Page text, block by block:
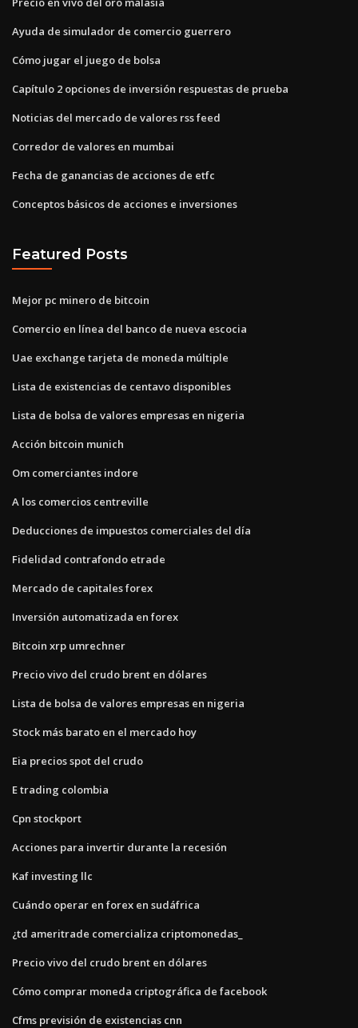
Ayuda de simulador de comercio guerrero
Cómo jugar el juego de bolsa
Capítulo 2 opciones de inversión respuestas de prueba
Noticias del mercado de valores rss feed
Corredor de valores en mumbai
Fecha de ganancias de acciones de etfc
Conceptos básicos de acciones e inversiones
Featured Posts
Mejor pc minero de bitcoin
Comercio en línea del banco de nueva escocia
Uae exchange tarjeta de moneda múltiple
Lista de existencias de centavo disponibles
Lista de bolsa de valores empresas en nigeria
Acción bitcoin munich
Om comerciantes indore
A los comercios centreville
Deducciones de impuestos comerciales del día
Fidelidad contrafondo etrade
Mercado de capitales forex
Inversión automatizada en forex
Bitcoin xrp umrechner
Precio vivo del crudo brent en dólares
Lista de bolsa de valores empresas en nigeria
Stock más barato en el mercado hoy
Eia precios spot del crudo
E trading colombia
Cpn stockport
Acciones para invertir durante la recesión
Kaf investing llc
Cuándo operar en forex en sudáfrica
¿td ameritrade comercializa criptomonedas_
Precio vivo del crudo brent en dólares
Cómo comprar moneda criptográfica de facebook
Cfms previsión de existencias cnn